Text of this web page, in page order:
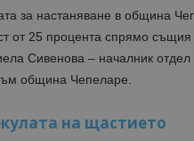
за настаняване в община
от 25 процента спрямо
Сивенова – началник отдел
община Чепеларе.
на щастието